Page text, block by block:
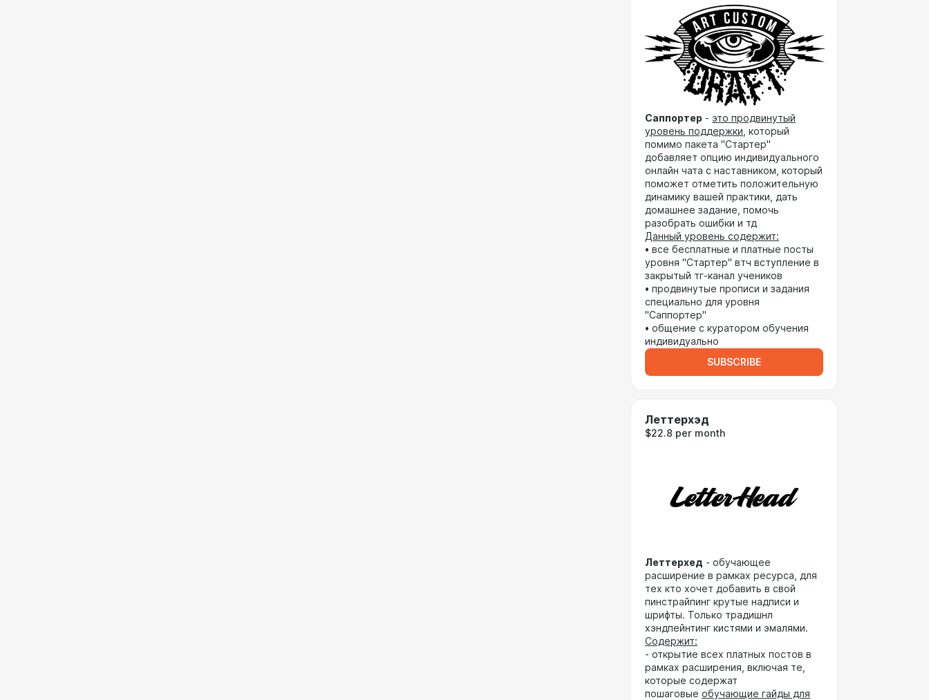
Саппортер - это продвинутый
уровень поддержки , который
помимо пакета "Стартер"
добавляет опцию индивидуального
онлайн чата с наставником, который
поможет отметить положительную
динамику вашей практики, дать
домашнее задание, помочь
разобрать ошибки и тд
Данный уровень содержит:
• все бесплатные и платные посты
уровня "Стартер" втч вступление в
закрытый тг-канал учеников
• продвинутые прописи и задания
специально для уровня
"Саппортер"
• общение с куратором обучения
индивидуально
SUBSCRIBE
Леттерхэд
$22.8 per month
Леттерхед - обучающее
расширение в рамках ресурса, для
тех кто хочет добавить в свой
пинстрайпинг крутые надписи и
шрифты. Только традишнл
хэндпейнтинг кистями и эмалями.
Содержит:
- открытие всех платных постов в
рамках расширения, включая те,
которые содержат
пошаговые обучающие гайды для